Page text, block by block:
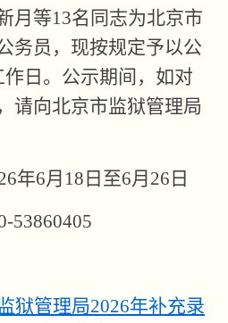
月等13名同志为北京市
务员，现按规定予以公
日。公示期间，如对
请向北京市监狱管理局
年6月18日至6月26日
53860405
狱管理局2026年补充录